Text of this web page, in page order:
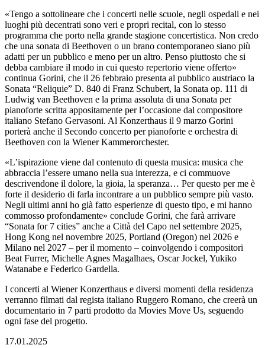
«Tengo a sottolineare che i concerti nelle scuole, negli ospedali e nei
luoghi più decentrati sono veri e propri recital, con lo stesso
programma che porto nella grande stagione concertistica. Non credo
che una sonata di Beethoven o un brano contemporaneo siano più
adatti per un pubblico e meno per un altro. Penso piuttosto che si
debba cambiare il modo in cui questo repertorio viene offerto»
continua Gorini, che il 26 febbraio presenta al pubblico austriaco la
Sonata “Reliquie” D. 840 di Franz Schubert, la Sonata op. 111 di
Ludwig van Beethoven e la prima assoluta di una Sonata per
pianoforte scritta appositamente per l’occasione dal compositore
italiano Stefano Gervasoni. Al Konzerthaus il 9 marzo Gorini
porterà anche il Secondo concerto per pianoforte e orchestra di
Beethoven con la Wiener Kammerorchester.
«L’ispirazione viene dal contenuto di questa musica: musica che
abbraccia l’essere umano nella sua interezza, e ci commuove
descrivendone il dolore, la gioia, la speranza… Per questo per me è
forte il desiderio di farla incontrare a un pubblico sempre più vasto.
Negli ultimi anni ho già fatto esperienze di questo tipo, e mi hanno
commosso profondamente» conclude Gorini, che farà arrivare
“Sonata for 7 cities” anche a Città del Capo nel settembre 2025,
Hong Kong nel novembre 2025, Portland (Oregon) nel 2026 e
Milano nel 2027 – per il momento – coinvolgendo i compositori
Beat Furrer, Michelle Agnes Magalhaes, Oscar Jockel, Yukiko
Watanabe e Federico Gardella.
I concerti al Wiener Konzerthaus e diversi momenti della residenza
verranno filmati dal regista italiano Ruggero Romano, che creerà un
documentario in 7 parti prodotto da Movies Move Us, seguendo
ogni fase del progetto.
17.01.2025